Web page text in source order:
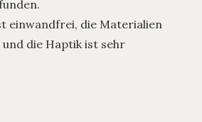
einwandfrei, die Materialien
die Haptik ist sehr